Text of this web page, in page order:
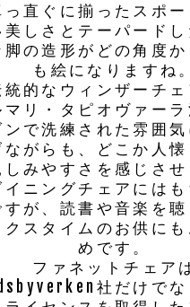
っ直ぐに揃ったスポー
美しさとテーパードし
脚の造形がどの角度か
も絵になりますね。
統的なウィンザーチェ
マリ・タピオヴァーラ
ンで洗練された雰囲気
ながらも、どこか人懐
しみやすさを感じさせ
イニングチェアにはも
すが、読書や音楽を聴
クスタイムのお供にも
めです。
ファネットチェア
社だけでな